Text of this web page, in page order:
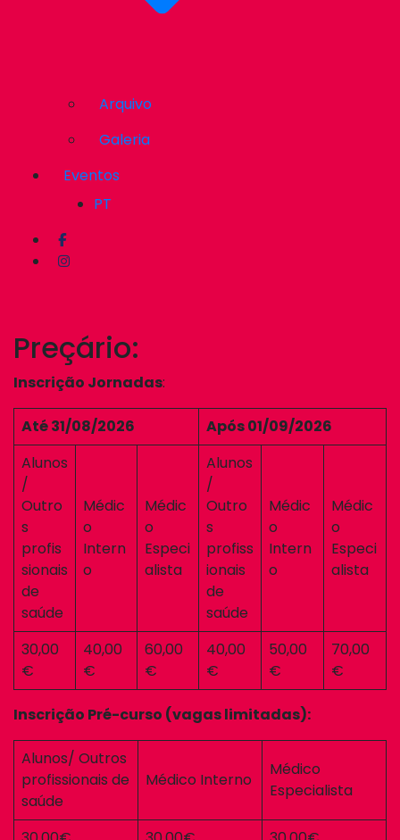
Arquivo
Galeria
Eventos
PT
Preçário:
Inscrição Jornadas:
Até 31/08/2026
Após 01/09/2026
Alunos
/
Outro
s
profis
sionais
de
saúde
Médic
o
Intern
o
Médic
o
Especi
alista
Alunos
/
Outro
s
profiss
ionais
de
saúde
Médic
o
Intern
o
Médic
o
Especi
alista
30,00
€
40,00
€
60,00
€
40,00
€
50,00
€
70,00
€
Inscrição Pré-curso (vagas limitadas):
Alunos/ Outros
profissionais de
saúde
Médico Interno
Médico
Especialista